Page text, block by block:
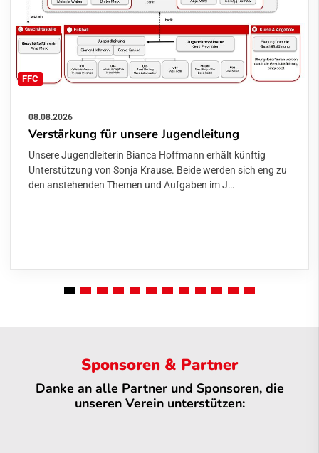
FFC
08.08.2026
Verstärkung für unsere Jugendleitung
Unsere Jugendleiterin Bianca Hoffmann erhält künftig
Unterstützung von Sonja Krause. Beide werden sich eng zu
den anstehenden Themen und Aufgaben im J…
Sponsoren & Partner
Danke an alle Partner und Sponsoren, die
unseren Verein unterstützen: